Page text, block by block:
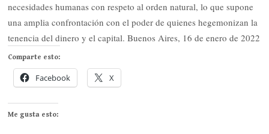
necesidades humanas con respeto al orden natural, lo que supone
una amplia confrontación con el poder de quienes hegemonizan la
tenencia del dinero y el capital. Buenos Aires, 16 de enero de 2022
Comparte esto:
Facebook X
Me gusta esto: